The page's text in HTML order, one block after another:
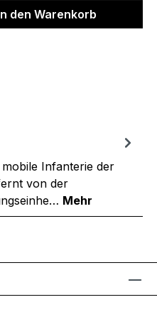
den
den Warenkorb
Infanterie der
von der
Mehr